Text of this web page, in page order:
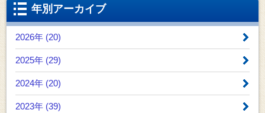
年別アーカイブ
2026年 (20)
2025年 (29)
2024年 (20)
2023年 (39)